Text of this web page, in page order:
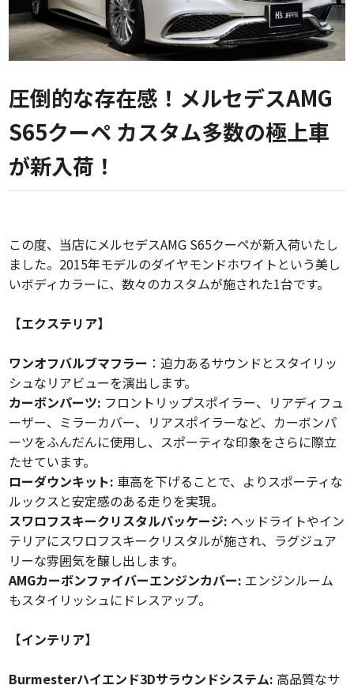
圧倒的な存在感！メルセデスAMG
S65クーペ カスタム多数の極上車
が新入荷！
この度、当店にメルセデスAMG S65クーペが新入荷いたし
ました。2015年モデルのダイヤモンドホワイトという美し
いボディカラーに、数々のカスタムが施された1台です。
【エクステリア】
ワンオフバルブマフラー ：迫力あるサウンドとスタイリッ
シュなリアビューを演出します。
カーボンパーツ: フロントリップスポイラー、リアディフュ
ーザー、ミラーカバー、リアスポイラーなど、カーボンパ
ーツをふんだんに使用し、スポーティな印象をさらに際立
たせています。
ローダウンキット: 車高を下げることで、よりスポーティな
ルックスと安定感のある走りを実現。
スワロフスキークリスタルパッケージ: ヘッドライトやイン
テリアにスワロフスキークリスタルが施され、ラグジュア
リーな雰囲気を醸し出します。
AMGカーボンファイバーエンジンカバー: エンジンルーム
もスタイリッシュにドレスアップ。
【インテリア】
Burmesterハイエンド3Dサラウンドシステム: 高品質なサ